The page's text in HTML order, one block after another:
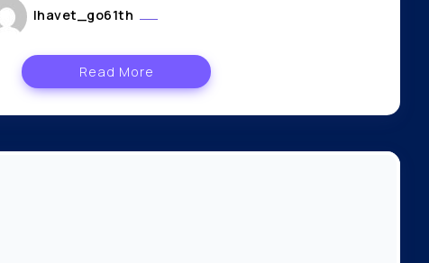
lhavet_go61th
Read More